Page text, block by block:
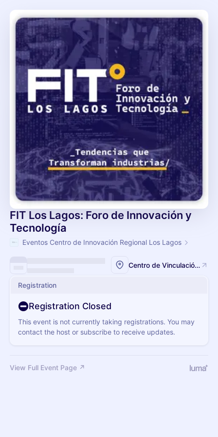
FIT Los Lagos: Foro de Innovación y
Tecnología
Eventos Centro de Innovación Regional Los Lagos
Centro de Vinculación Ciudad Puerto EMPORMONTT
Registration
Registration Closed
This event is not currently taking registrations. You may
contact the host or subscribe to receive updates.
View Full Event Page ↗